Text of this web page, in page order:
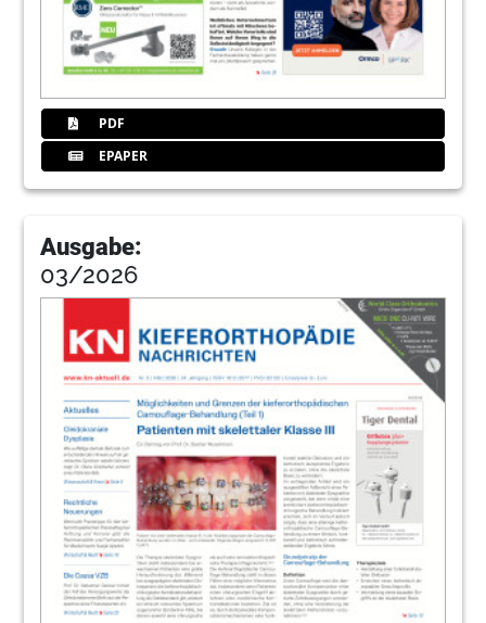
PDF
EPAPER
Ausgabe:
03/2026